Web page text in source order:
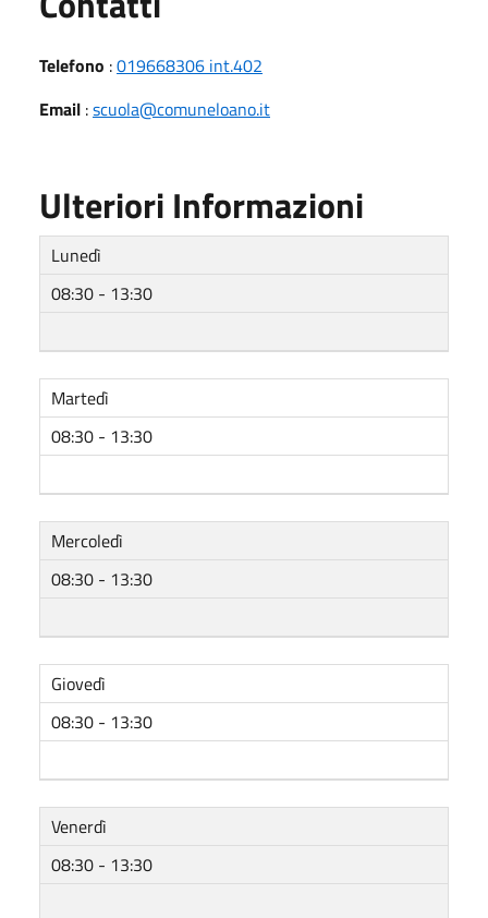
Telefono :019668306 int.402
Email :scuola@comuneloano.it
Ulteriori Informazioni
Lunedì
08:30 - 13:30
Martedì
08:30 - 13:30
Mercoledì
08:30 - 13:30
Giovedì
08:30 - 13:30
Venerdì
08:30 - 13:30